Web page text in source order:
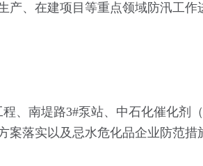
产、在建项目等重点领域防汛工作
、南堤路3#泵站、中石化催化剂
案落实以及忌水危化品企业防范措